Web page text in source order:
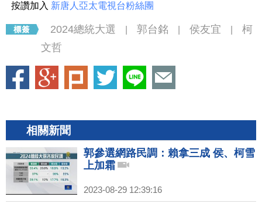
按讚加入 新唐人亞太電視台粉絲團
2024總統大選 郭台銘 侯友宜
柯
文哲
相關新聞
郭參選網路民調：賴拿三成 侯、柯雪
上加霜
2023-08-29 12:39:16